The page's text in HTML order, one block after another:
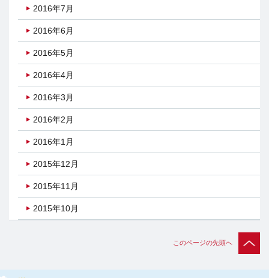
2016年7月
2016年6月
2016年5月
2016年4月
2016年3月
2016年2月
2016年1月
2015年12月
2015年11月
2015年10月
このページの先頭へ